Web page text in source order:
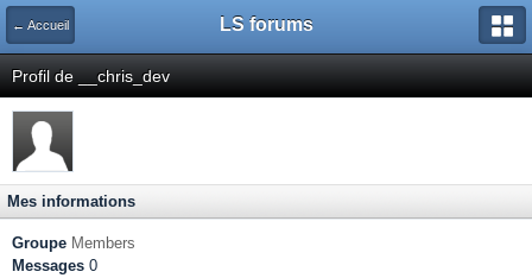
← Accueil LS forums
Profil de __chris_dev
Mes informations
Groupe Members
Messages 0